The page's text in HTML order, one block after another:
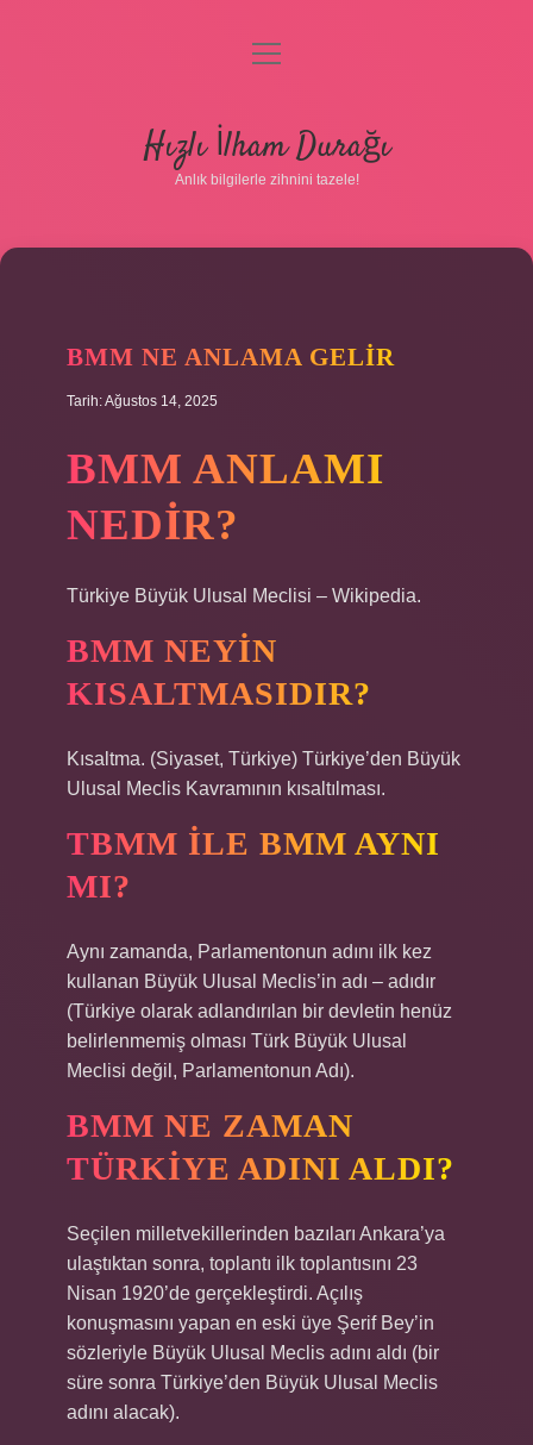
Gizlilik Politikası
Hakkımızda
menüyü
Hızlı İlham Durağı
Anlık bilgilerle zihnini tazele!
BMM NE ANLAMA GELIR
Tarih: Ağustos 14, 2025
BMM ANLAMI
NEDIR?
Türkiye Büyük Ulusal Meclisi – Wikipedia.
BMM NEYIN
KISALTMASIDIR?
Kısaltma. (Siyaset, Türkiye) Türkiye’den Büyük
Ulusal Meclis Kavramının kısaltılması.
TBMM ILE BMM AYNI
MI?
Aynı zamanda, Parlamentonun adını ilk kez
kullanan Büyük Ulusal Meclis’in adı – adıdır
(Türkiye olarak adlandırılan bir devletin henüz
belirlenmemiş olması Türk Büyük Ulusal
Meclisi değil, Parlamentonun Adı).
BMM NE ZAMAN
TÜRKIYE ADINI ALDI?
Seçilen milletvekillerinden bazıları Ankara’ya
ulaştıktan sonra, toplantı ilk toplantısını 23
Nisan 1920’de gerçekleştirdi. Açılış
konuşmasını yapan en eski üye Şerif Bey’in
sözleriyle Büyük Ulusal Meclis adını aldı (bir
süre sonra Türkiye’den Büyük Ulusal Meclis
adını alacak).